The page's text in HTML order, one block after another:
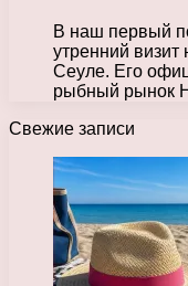
В наш первый
утренний
Сеуле. Его
рыбный рынок
Свежие записи